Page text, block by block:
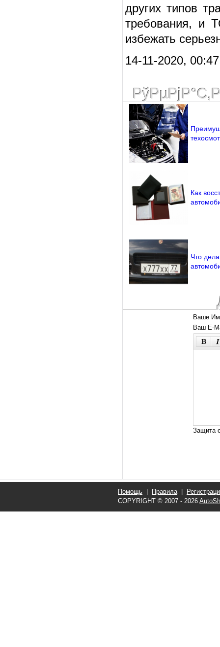
других типов
требования, и
избежать
14-11-2020,
Как
Что
Ваше
Ваш E-
Защита
Помощь Правила|
COPYRIGHT © 2007 - 2026